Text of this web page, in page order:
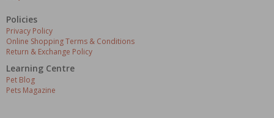
Policies
Privacy Policy
Online Shopping Terms & Conditions
Return & Exchange Policy
Learning Centre
Pet Blog
Pets Magazine